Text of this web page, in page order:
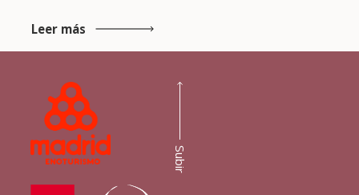
Leer más
Subir